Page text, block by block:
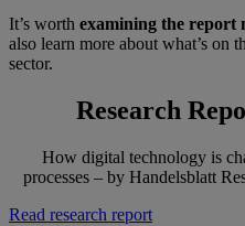
It’s worth examining the report
also learn more about what’s on
sector.
Research
How digital technology is
processes – by Handelsblatt
Read research report